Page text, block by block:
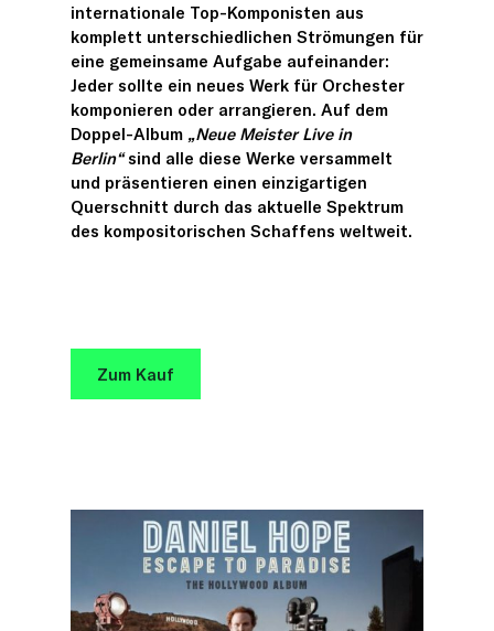
internationale Top-Komponisten aus
komplett unterschiedlichen Strömungen für
eine gemeinsame Aufgabe aufeinander:
Jeder sollte ein neues Werk für Orchester
komponieren oder arrangieren. Auf dem
Doppel-Album
„Neue Meister Live in
Berlin“sind alle diese Werke versammelt
und präsentieren einen einzigartigen
Querschnitt durch das aktuelle Spektrum
des kompositorischen Schaffens weltweit.
Zum Kauf